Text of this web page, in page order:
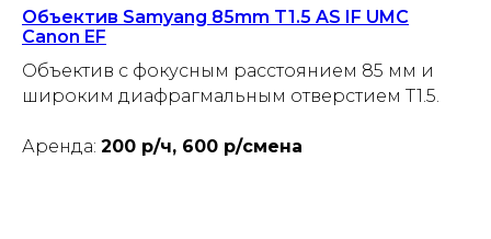
Объектив Samyang 85mm T1.5 AS IF UMC
Canon EF
Объектив с фокусным расстоянием 85 мм и
широким диафрагмальным отверстием T1.5.
Аренда: 200 р/ч, 600 р/смена